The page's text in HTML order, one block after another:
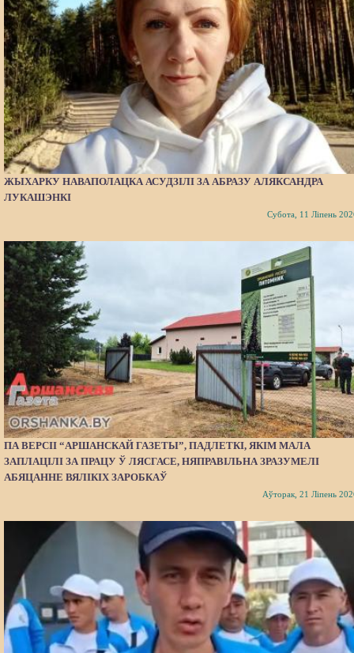
ЖЫХАРКУ НАВАПОЛАЦКА АСУДЗІЛІ ЗА АБРАЗУ АЛЯКСАНДРА
ЛУКАШЭНКІ
Субота, 11 Ліпень
ПА ВЕРСІІ “АРШАНСКАЙ ГАЗЕТЫ”, ПАДЛЕТКІ, ЯКІМ МАЛА
ЗАПЛАЦІЛІ ЗА ПРАЦУ Ў ЛЯСГАСЕ, НЯПРАВІЛЬНА ЗРАЗУМЕЛІ
АБЯЦАННЕ ВЯЛІКІХ ЗАРОБКАЎ
Аўторак, 21 Ліпень